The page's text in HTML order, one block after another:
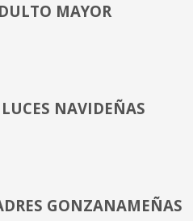
MAYOR
NAVIDEÑAS
GONZANAMEÑAS